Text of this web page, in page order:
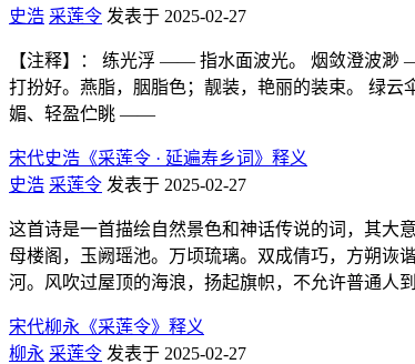
史浩 采莲令 发表于 2025-02-27
【注释】： 练光浮 —— 指水面波光。 烟敛澄波
打扮好。燕脂，胭脂色；靓装，艳丽的装束。 绿
媚、轻盈伫眺 ——
宋代史浩《采莲令 · 延遍寿乡词》释义
史浩 采莲令 发表于 2025-02-27
这首诗是一首描绘自然景色和神话传说的词，其大
母楼阁，玉阙瑶池。万顷琉璃。双成倩巧，方朔诙
河。风吹过屋顶的海浪，扬起旗帜，不允许普通人
宋代柳永《采莲令》释义
柳永 采莲令 发表于 2025-02-27